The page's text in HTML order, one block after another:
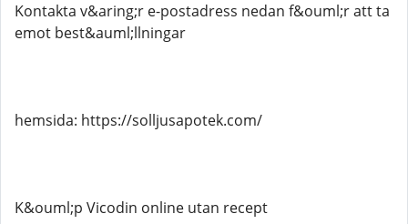
Kontakta v&aring;r e-postadress nedan f&ouml;r att ta
emot best&auml;llningar
hemsida: https://solljusapotek.com/
K&ouml;p Vicodin online utan recept